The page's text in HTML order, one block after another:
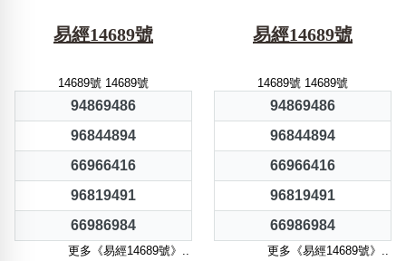
易經14689號
14689號 14689號
94869486
96844894
66966416
96819491
66986984
更多《易經14689號》..
易經14689號
14689號 14689號
94869486
96844894
66966416
96819491
66986984
更多《易經14689號》..